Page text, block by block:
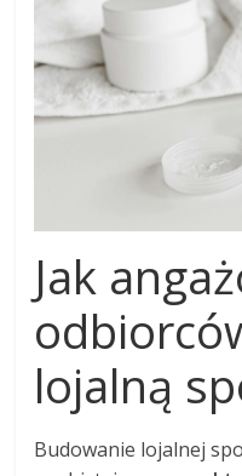
Jak
lojalną
Budowanie lojalnej